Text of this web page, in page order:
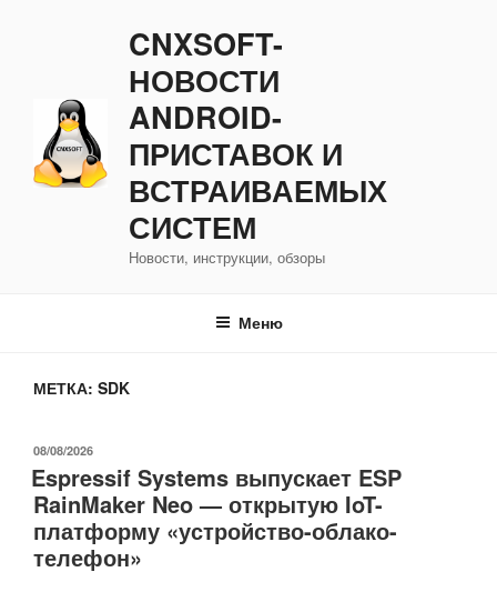
CNXSOFT-
НОВОСТИ
ANDROID-
ПРИСТАВОК И
ВСТРАИВАЕМЫХ
СИСТЕМ
Новости, инструкции, обзоры
Меню
МЕТКА: SDK
ОПУБЛИКОВАНО
08/08/2026
Espressif Systems выпускает ESP
RainMaker Neo — открытую IoT-
платформу «устройство-облако-
телефон»